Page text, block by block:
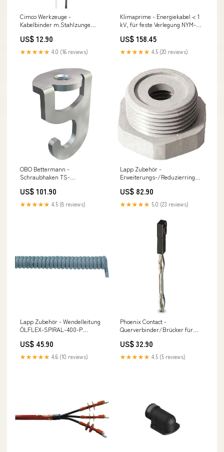
Cimco Werkzeuge -
Kabelbinder m.Stahlzunge
100 Stück Bosch Multisplit
Gewerbe 4 Kassetten
US$ 12.90
★★★★★ 4.0 (16 reviews)
Klimaprime - Energiekabel < 1
kV, für feste Verlegung NYM-J
Mantelltg Feuchtraum − 50
Meter Samsung
US$ 158.45
★★★★★ 4.5 (20 reviews)
OBO Bettermann -
Schraubhaken TS-
Stück Daikin FTXA20CS
US$ 101.90
★★★★★ 4.5 (8 reviews)
Lapp Zubehör -
Erweiterungs-/Reduzierring
Pg29/16 − 25 Stück Mitsubishi
Heavy mit 6 Innengeräte
US$ 82.90
★★★★★ 5.0 (23 reviews)
Lapp Zubehör - Wendelleitung
ÖLFLEX-SPIRAL-400-P
Electric MSZ-LN50VG
R/B/V/W
US$ 45.90
★★★★★ 4.6 (10 reviews)
Phoenix Contact -
Querverbinder/Brücker für
FBS-PV UT − 50 Stück SEER
US$ 32.90
★★★★★ 4.5 (5 reviews)